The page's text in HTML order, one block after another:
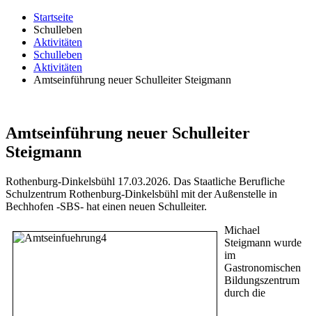
Startseite
Schulleben
Aktivitäten
Schulleben
Aktivitäten
Amtseinführung neuer Schulleiter Steigmann
Amtseinführung neuer Schulleiter
Steigmann
Rothenburg-Dinkelsbühl 17.03.2026. Das Staatliche Berufliche
Schulzentrum Rothenburg-Dinkelsbühl mit der Außenstelle in
Bechhofen -SBS- hat einen neuen Schulleiter.
Michael
Steigmann wurde
im
Gastronomischen
Bildungszentrum
durch die